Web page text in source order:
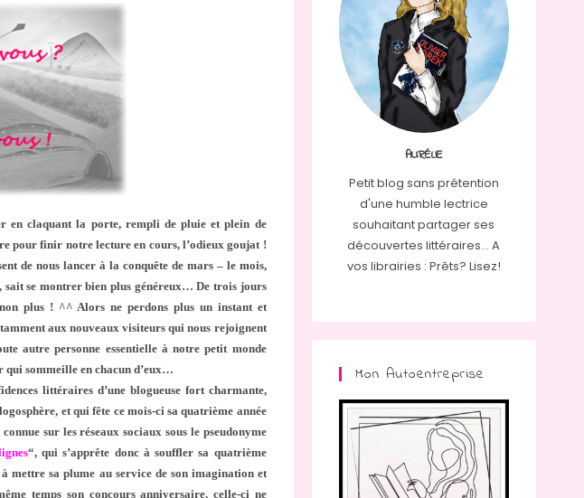
en claquant la porte, rempli de pluie et plein de
pour finir notre lecture en cours, l’odieux goujat !
de nous lancer à la conquête de mars – le mois,
sait se montrer bien plus généreux… De trois jours
plus ! ^^ Alors ne perdons plus un instant et
aux nouveaux visiteurs qui nous rejoignent
autre personne essentielle à notre petit monde
sommeille en chacun d’eux…
littéraires d’une blogueuse fort charmante,
et qui fête ce mois-ci sa quatrième année
connue sur les réseaux sociaux sous le pseudonyme
“, qui s’apprête donc à souffler sa quatrième
mettre sa plume au service de son imagination et
temps son concours anniversaire, celle-ci ne
AURÉLIE
Petit blog sans prétention
d'une humble lectrice
souhaitant partager ses
découvertes littéraires... A
vos librairies : Prêts? Lisez!
Mon Autoentreprise